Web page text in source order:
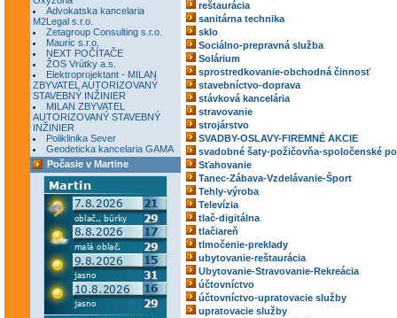
Advokatska kancelaria
M2Legal s.r.o.
Zetagroup Consulting s.r.o.
Mauric s.r.o.
NEXT POČÍTAČE
ŽOS Vrútky a.s.
Elektroprojektant - MILAN
ZBYVATEL AUTORIZOVANÝ
STAVEBNÝ INŽINIER
MILAN ZBYVATEL
AUTORIZOVANÝ STAVEBNÝ
INŽINIER
Poliklinika Sever
Geodeticka kancelaria GAMA
Počasie v Martine
reštaurácia
sanitárna technika
sklo
Sociálno-prepravná služba
Solárium
sprostredkovanie-obchodná činnosť
stavebníctvo-doprava
stávková kancelária
stravovanie
strojárstvo
SVADBY-OSLAVY-FIREMNÉ AKCIE
svadobné šaty-požičovňa-spoločenské
Sťahovanie
Tanec-Zábava-Vzdelávanie-Šport
Tehly-výroba
Televízia
tlač-digitálna
tlačiareň
tlmočenie-preklady
ubytovanie-reštaurácia
Ubytovanie-Stravovanie-Rekreácia
účtovníctvo
účtovníctvo-upratovacie služby
upratovacie služby